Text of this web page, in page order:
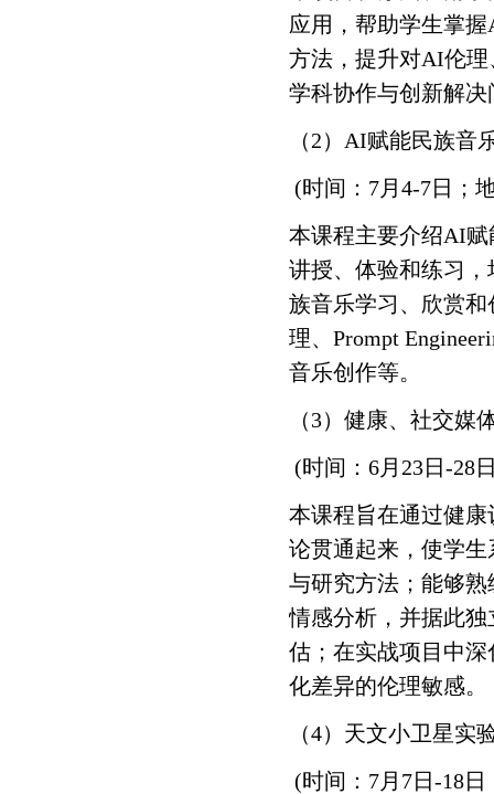
应用，帮助学生掌
方法，提升对AI伦
学科协作与创新解
（2）AI赋能民族音
(时间：7月4-7日；
本课程主要介绍AI
讲授、体验和练习
族音乐学习、欣赏
理、Prompt
音乐创作等。
（3）健康、社交媒
(时间：6月23日-28
本课程旨在通过健
论贯通起来，使学
与研究方法；能够熟
情感分析，并据此
估；在实战项目中
化差异的伦理敏感。
（4）天文小卫星实
(时间：7月7日-18